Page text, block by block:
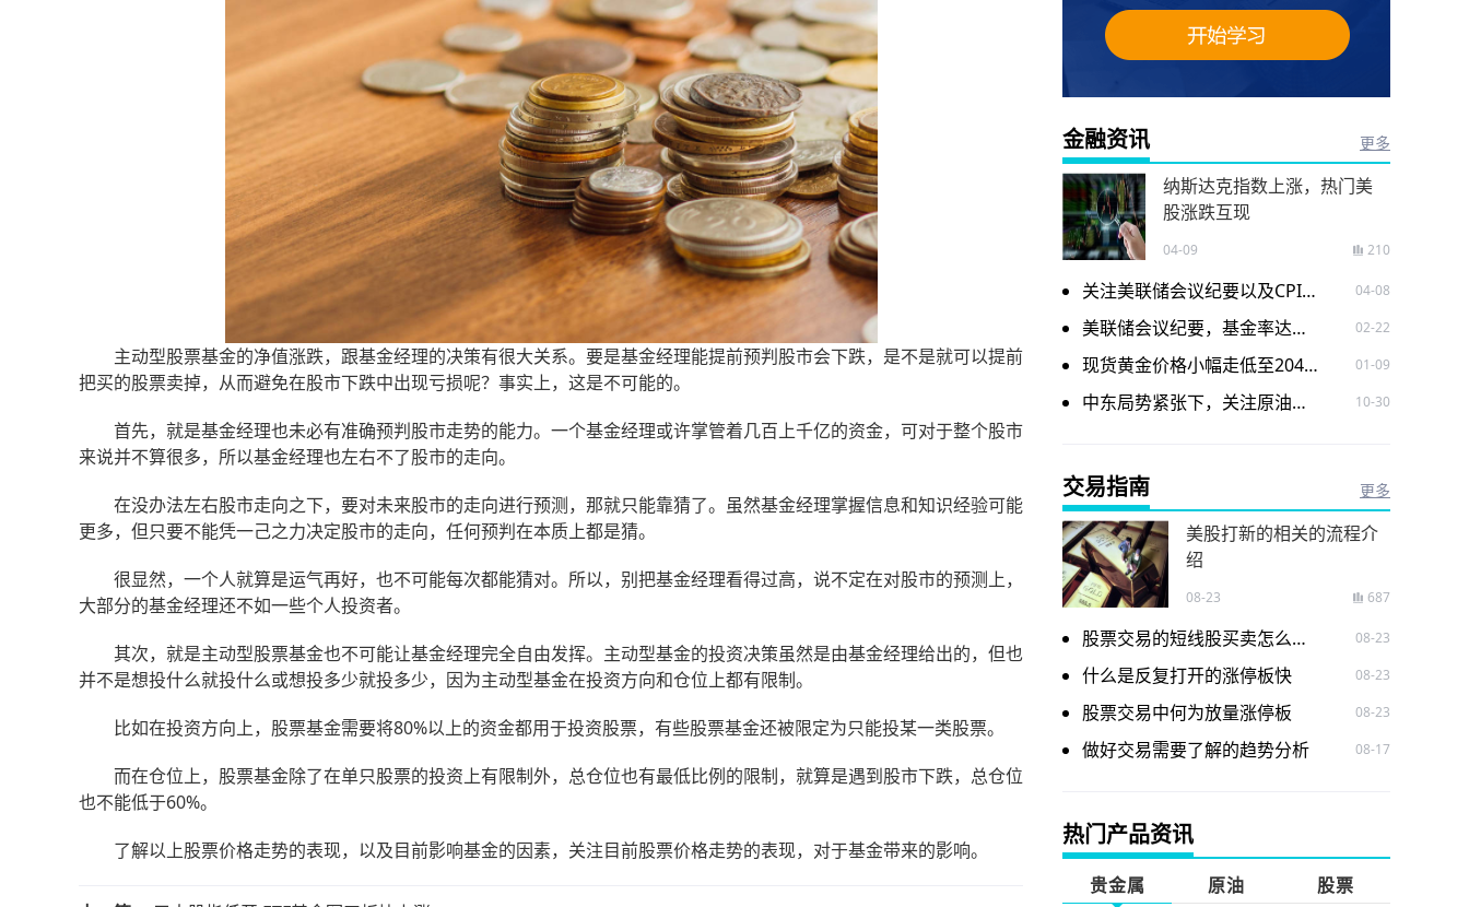
主动型股票基金的净值涨跌，跟基金经理的决策有很大关系。要是基金经理能提前预判股市会下跌，是不是就可以提前
把买的股票卖掉，从而避免在股市下跌中出现亏损呢？事实上，这是不可能的。
首先，就是基金经理也未必有准确预判股市走势的能力。一个基金经理或许掌管着几百上千亿的资金，可对于整个股市
来说并不算很多，所以基金经理也左右不了股市的走向。
在没办法左右股市走向之下，要对未来股市的走向进行预测，那就只能靠猜了。虽然基金经理掌握信息和知识经验可能
更多，但只要不能凭一己之力决定股市的走向，任何预判在本质上都是猜。
很显然，一个人就算是运气再好，也不可能每次都能猜对。所以，别把基金经理看得过高，说不定在对股市的预测上，
大部分的基金经理还不如一些个人投资者。
其次，就是主动型股票基金也不可能让基金经理完全自由发挥。主动型基金的投资决策虽然是由基金经理给出的，但也
并不是想投什么就投什么或想投多少就投多少，因为主动型基金在投资方向和仓位上都有限制。
比如在投资方向上，股票基金需要将80%以上的资金都用于投资股票，有些股票基金还被限定为只能投某一类股票。
而在仓位上，股票基金除了在单只股票的投资上有限制外，总仓位也有最低比例的限制，就算是遇到股市下跌，总仓位
也不能低于60%。
了解以上股票价格走势的表现，以及目前影响基金的因素，关注目前股票价格走势的表现，对于基金带来的影响。
金融资讯 更多
纳斯达克指数上涨，热门美
股涨跌互现
04-09 210
关注美联储会议纪要以及CPI带来美元指数变... 04-08
美联储会议纪要，基金率达到峰值 02-22
现货黄金价格小幅走低至2045美元/盎司附近 01-09
中东局势紧张下，关注原油黄金价格 10-30
交易指南 更多
美股打新的相关的流程介
绍
08-23 687
股票交易的短线股买卖怎么做呢 08-23
什么是反复打开的涨停板快 08-23
股票交易中何为放量涨停板 08-23
做好交易需要了解的趋势分析 08-17
热门产品资讯
贵金属 原油 股票